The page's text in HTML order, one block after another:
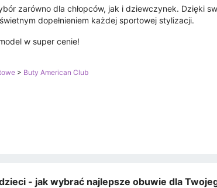
zarówno dla chłopców, jak i dziewczynek. Dzięki
dopełnieniem każdej sportowej stylizacji.
w super cenie!
> Buty American Club
- jak wybrać najlepsze obuwie dla